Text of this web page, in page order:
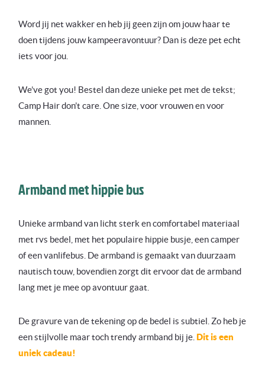
Word jij net wakker en heb jij geen zijn om jouw haar te
doen tijdens jouw kampeeravontuur? Dan is deze pet echt
iets voor jou.
We’ve got you! Bestel dan deze unieke pet met de tekst;
Camp Hair don’t care. One size, voor vrouwen en voor
mannen.
Armband met hippie bus
Unieke armband van licht sterk en comfortabel materiaal
met rvs bedel, met het populaire hippie busje, een camper
of een vanlifebus. De armband is gemaakt van duurzaam
nautisch touw, bovendien zorgt dit ervoor dat de armband
lang met je mee op avontuur gaat.
De gravure van de tekening op de bedel is subtiel. Zo heb je
een stijlvolle maar toch trendy armband bij je. Dit is een
uniek cadeau!